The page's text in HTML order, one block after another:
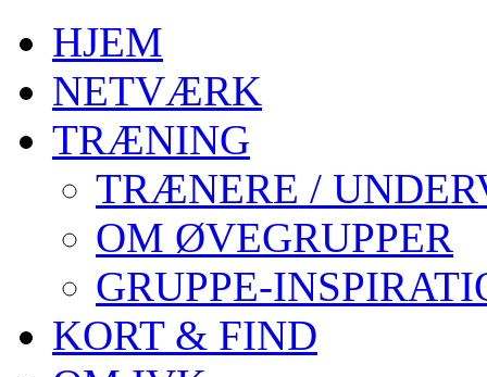
HJEM
NETVÆRK
TRÆNING
TRÆNERE /
OM ØVEGRUPPER
GRUPPE-
KORT & FIND